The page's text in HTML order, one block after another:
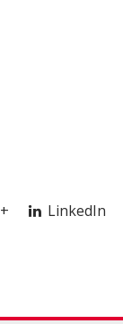
LinkedIn